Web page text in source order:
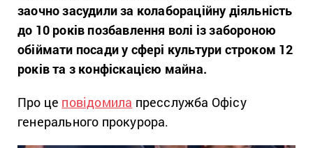
заочно засудили за колабораційну діяльність
до 10 років позбавлення волі із забороною
обіймати посади у сфері культури строком 12
років та з конфіскацією майна.
Про це повідомила пресслужба Офісу
генерального прокурора.